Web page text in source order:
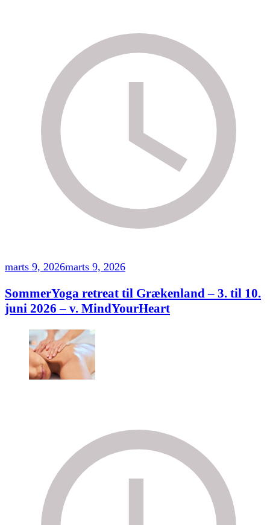
marts 9, 2026marts 9, 2026
SommerYoga retreat til Grækenland – 3. til 10.
juni 2026 – v. MindYourHeart